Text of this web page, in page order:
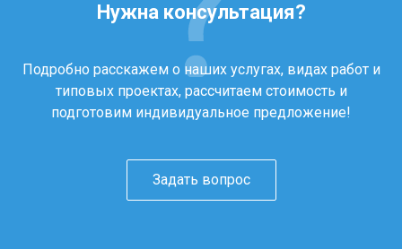
Нужна консультация?
Подробно расскажем о наших услугах, видах работ и
типовых проектах, рассчитаем стоимость и
подготовим индивидуальное предложение!
Задать вопрос